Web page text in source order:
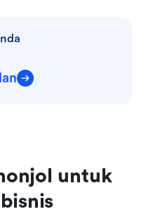
untuk